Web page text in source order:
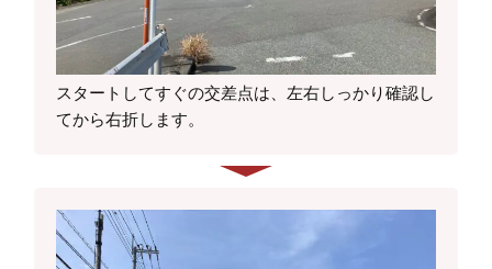
スタートしてすぐの交差点は、左右しっかり確認し
てから右折します。